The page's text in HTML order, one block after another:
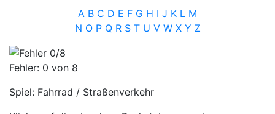
A B C D E F G H I J K L M
N O P Q R S T U V W X Y Z
Fehler: 0 von 8
Spiel: Fahrrad / Straßenverkehr